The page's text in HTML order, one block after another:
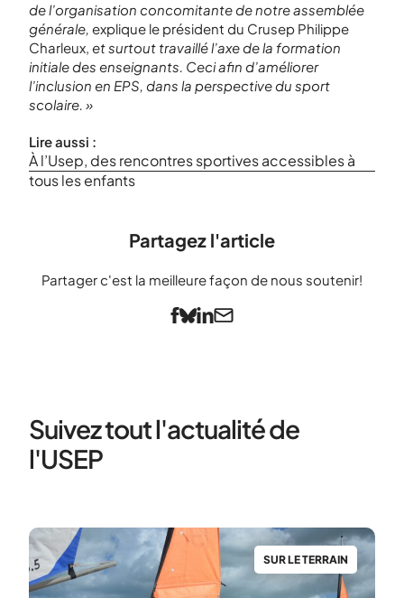
de l’organisation concomitante de notre assemblée
générale, explique le président du Crusep Philippe
Charleux, et surtout travaillé l’axe de la formation
initiale des enseignants. Ceci afin d’améliorer
l’inclusion en EPS, dans la perspective du sport
scolaire. »
Lire aussi :
À l’Usep, des rencontres sportives accessibles à
tous les enfants
Partagez l'article
Partager c'est la meilleure façon de nous soutenir!
Suivez tout l'actualité de
l'USEP
SUR LE TERRAIN